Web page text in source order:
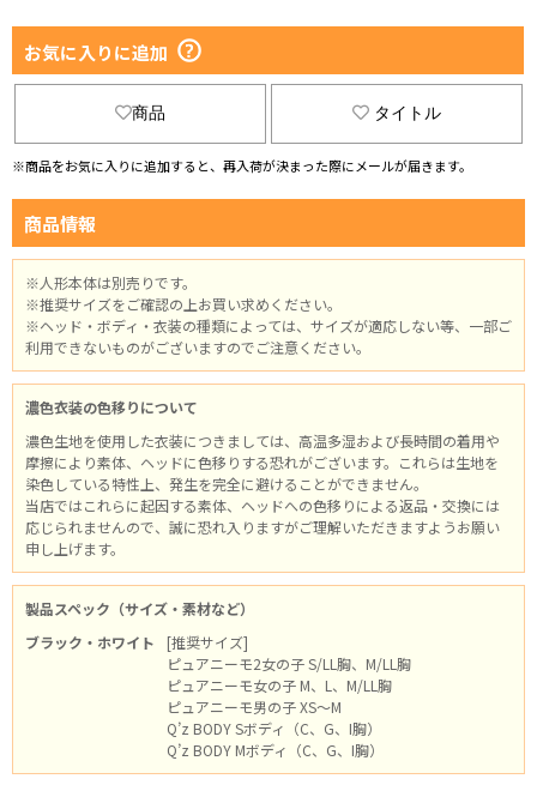
お気に入りに追加
商品 タイトル
※商品をお気に入りに追加すると、再入荷が決まった際にメールが届きます。
商品情報
※人形本体は別売りです。
※推奨サイズをご確認の上お買い求めください。
※ヘッド・ボディ・衣装の種類によっては、サイズが適応しない等、一部ご
利用できないものがございますのでご注意ください。
濃色衣装の色移りについて
濃色生地を使用した衣装につきましては、高温多湿および長時間の着用や
摩擦により素体、ヘッドに色移りする恐れがございます。これらは生地を
染色している特性上、発生を完全に避けることができません。
当店ではこれらに起因する素体、ヘッドへの色移りによる返品・交換には
応じられませんので、誠に恐れ入りますがご理解いただきますようお願い
申し上げます。
製品スペック（サイズ・素材など）
ブラック・ホワイト
[推奨サイズ]
ピュアニーモ2女の子 S/LL胸、M/LL胸
ピュアニーモ女の子 M、L、M/LL胸
ピュアニーモ男の子 XS～M
Q’z BODY Sボディ（C、G、I胸）
Q’z BODY Mボディ（C、G、I胸）